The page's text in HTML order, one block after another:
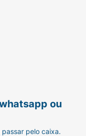
ou
pelo caixa.